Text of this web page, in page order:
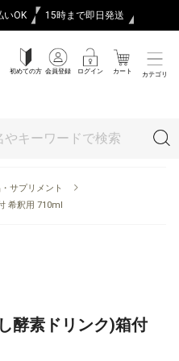
いOK 15時まで即日発送
初めての方 会員登録 ログイン カート カテゴリ
サプリメント
希釈用 710ml
酵素ドリンク)箱付